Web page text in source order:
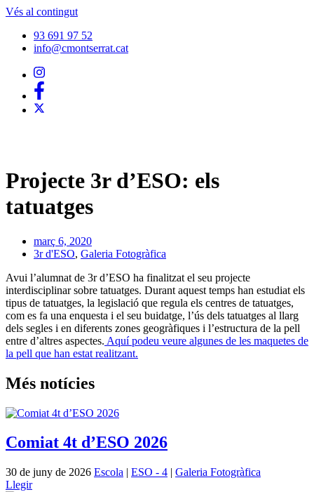
Vés al contingut
93 691 97 52
info@cmontserrat.cat
Projecte 3r d’ESO: els
tatuatges
març 6, 2020
3r d'ESO, Galeria Fotogràfica
Avui l’alumnat de 3r d’ESO ha finalitzat el seu projecte
interdisciplinar sobre tatuatges. Durant aquest temps han estudiat els
tipus de tatuatges, la legislació que regula els centres de tatuatges,
com es fa una enquesta i el seu buidatge, l’ús dels tatuatges al llarg
dels segles i en diferents zones geogràfiques i l’estructura de la pell
entre d’altres aspectes. Aquí podeu veure algunes de les maquetes de
la pell que han estat realitzant.
Més notícies
Comiat 4t d’ESO 2026
30 de juny de 2026 Escola | ESO - 4 | Galeria Fotogràfica
Llegir